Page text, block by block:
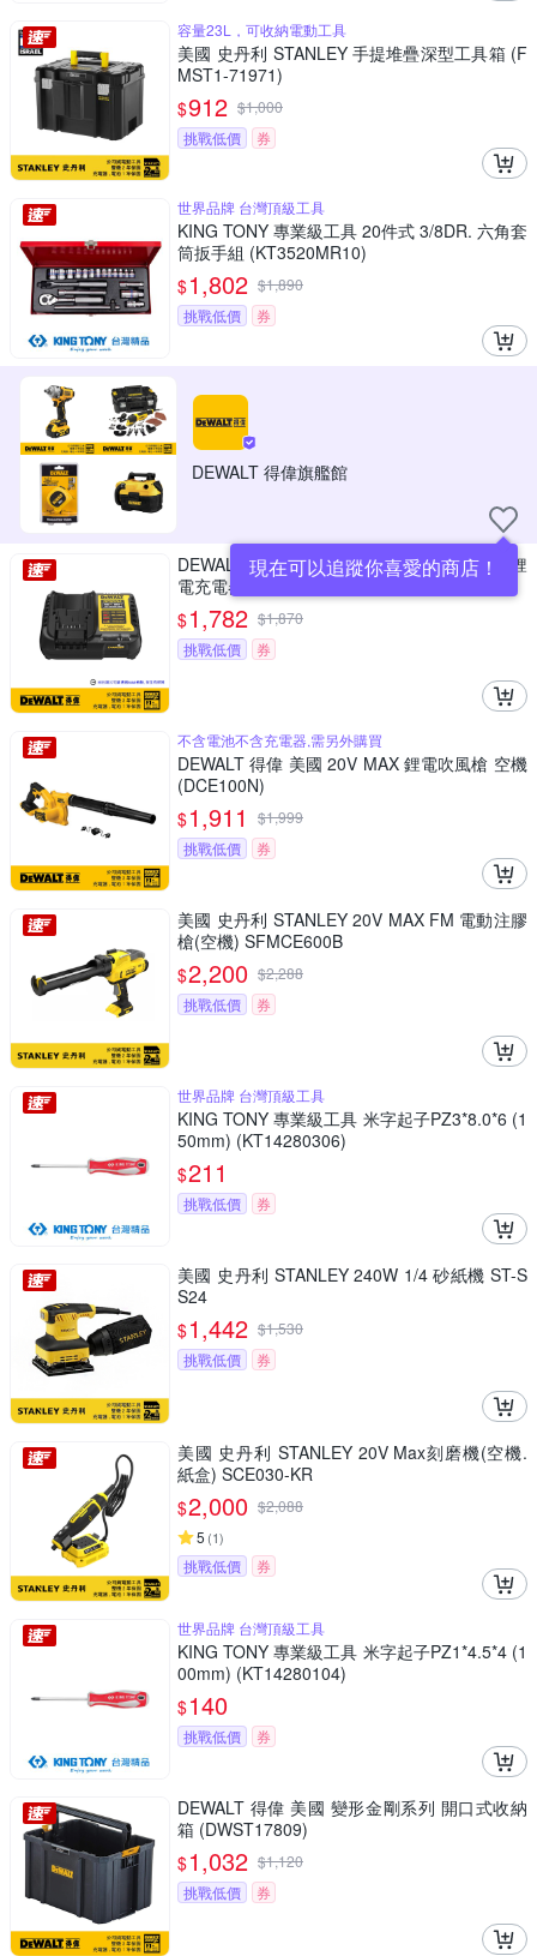
容量23L，可收納電動工具
美國 史丹利 STANLEY 手提堆疊深型工具箱 (F
MST1-71971)
$912 $1,000
挑戰低價
券
世界品牌 台灣頂級工具
KING TONY 專業級工具 20件式 3/8DR. 六角套
筒扳手組 (KT3520MR10)
$1,802 $1,890
挑戰低價
券
DEWALT 得偉旗艦館
現在可以追蹤你喜愛的商店！
DEWALT 得偉 10.8-18V(12-20Vmax) XR超鋰
電充電器 (DCB1104)
$1,782 $1,870
挑戰低價
券
不含電池不含充電器,需另外購買
DEWALT 得偉 美國 20V MAX 鋰電吹風槍 空機
(DCE100N)
$1,911 $1,999
挑戰低價
券
美國 史丹利 STANLEY 20V MAX FM 電動注膠
槍(空機) SFMCE600B
$2,200 $2,288
挑戰低價
券
世界品牌 台灣頂級工具
KING TONY 專業級工具 米字起子PZ3*8.0*6 (1
50mm) (KT14280306)
$211
挑戰低價 券
美國 史丹利 STANLEY 240W 1/4 砂紙機 ST-S
S24
$1,442 $1,530
挑戰低價
券
美國 史丹利 STANLEY 20V Max刻磨機(空機.
紙盒) SCE030-KR
$2,000 $2,088
5 (1)
挑戰低價 券
世界品牌 台灣頂級工具
KING TONY 專業級工具 米字起子PZ1*4.5*4 (1
00mm) (KT14280104)
$140
挑戰低價 券
DEWALT 得偉 美國 變形金剛系列 開口式收納
箱 (DWST17809)
$1,032 $1,120
挑戰低價
券